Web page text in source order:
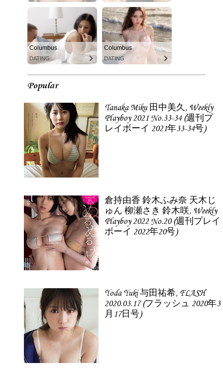
Columbus
DATING
Columbus
DATING
Popular
Tanaka Miku 田中美久, Weekly
Playboy 2021 No.33-34 (週刊プ
レイボーイ 2021年33-34号)
倉持由香 鈴木ふみ奈 天木じ
ゅん 柳瀬さき 鈴木咲, Weekly
Playboy 2022 No.20 (週刊プレイ
ボーイ 2022年20号)
Yoda Yuki 与田祐希, FLASH
2020.03.17 (フラッシュ 2020年3
月17日号)